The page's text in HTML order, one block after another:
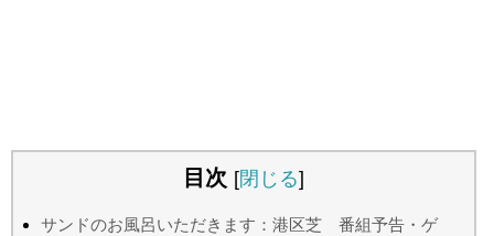
目次 [閉じる]
サンドのお風呂いただきます：港区芝 番組予告・ゲ